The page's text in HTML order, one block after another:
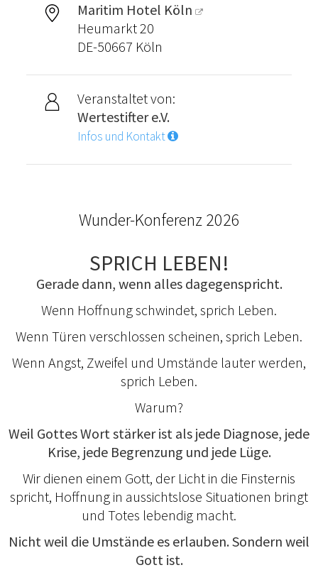
Maritim Hotel Köln
Heumarkt 20
DE-50667 Köln
Veranstaltet von:
Wertestifter e.V.
Infos und Kontakt
Wunder-Konferenz 2026
SPRICH LEBEN!
Gerade dann, wenn alles dagegenspricht.
Wenn Hoffnung schwindet, sprich Leben.
Wenn Türen verschlossen scheinen, sprich Leben.
Wenn Angst, Zweifel und Umstände lauter werden,
sprich Leben.
Warum?
Weil Gottes Wort stärker ist als jede Diagnose, jede
Krise, jede Begrenzung und jede Lüge.
Wir dienen einem Gott, der Licht in die Finsternis
spricht, Hoffnung in aussichtslose Situationen bringt
und Totes lebendig macht.
Nicht weil die Umstände es erlauben. Sondern weil
Gott ist.